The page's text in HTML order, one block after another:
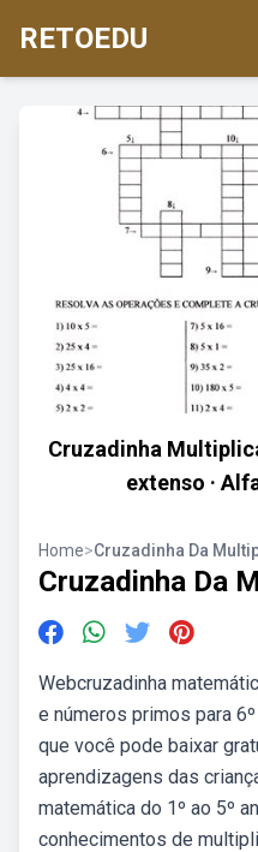
RETOEDU
Cruzadinha
extenso ·
Home>Cruzadinha Da
Cruzadinha Da
Webcruzadinha
e números primos para
que você pode baixar
aprendizagens das
matemática do 1º ao 5º
conhecimentos de